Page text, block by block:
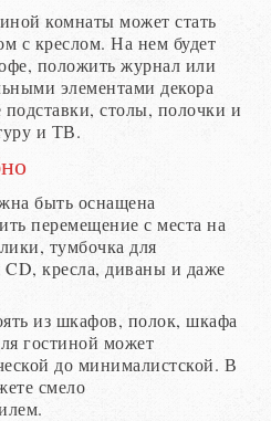
комнаты может стать
с креслом. На нем будет
положить журнал или
элементами декора
столы, полочки и
и ТВ.
быть оснащена
перемещение с места на
тумбочка для
CD, кресла, диваны и даже
из шкафов, полок, шкафа
гостиной может
до минималистской. В
смело